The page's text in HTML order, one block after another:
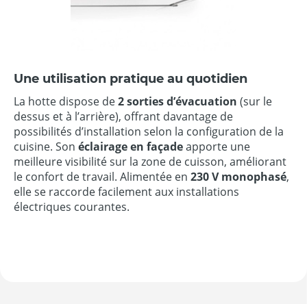
Une utilisation pratique au quotidien
La hotte dispose de2 sorties d’évacuation (sur le
dessus et à l’arrière), offrant davantage de
possibilités d’installation selon la configuration de la
cuisine. Son éclairage en façadeapporte une
meilleure visibilité sur la zone de cuisson, améliorant
le confort de travail. Alimentée en 230 V monophasé,
elle se raccorde facilement aux installations
électriques courantes.